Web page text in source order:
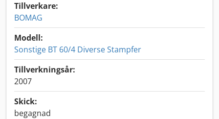
Tillverkare:
BOMAG
Modell:
Sonstige BT 60/4 Diverse Stampfer
Tillverkningsår:
2007
Skick:
begagnad